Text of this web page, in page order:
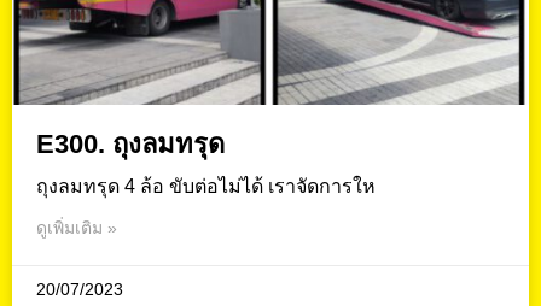
E300. ถุงลมทรุด
ถุงลมทรุด 4 ล้อ ขับต่อไม่ได้ เราจัดการให
ดูเพิ่มเติม »
20/07/2023